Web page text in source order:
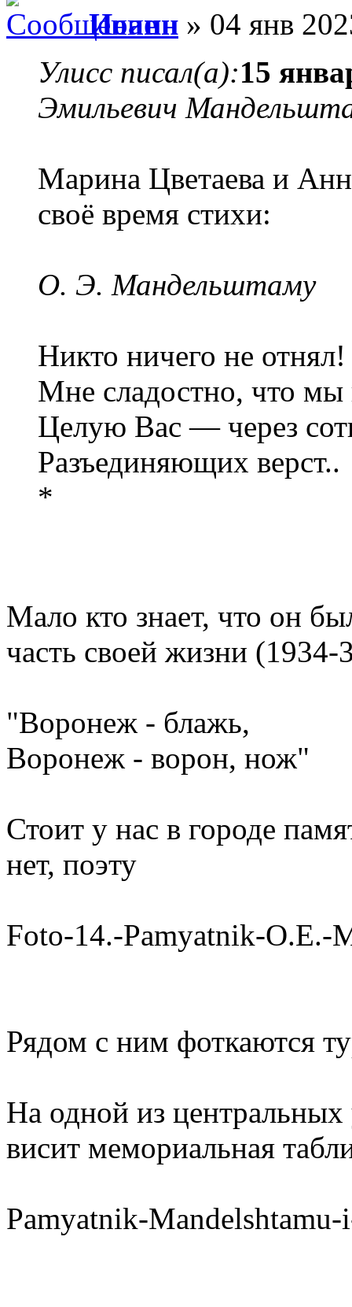
Иоанн » 04 янв
Улисс писал(а):15
Эмильевич
Марина Цветаева и
своё время стихи:
О. Э. Мандельштаму
Никто ничего не отнял!
Мне сладостно, что мы
Целую Вас — через
Разъединяющих верст..
*
Мало кто знает, что он
часть своей жизни (1934-
"Воронеж - блажь,
Воронеж - ворон, нож"
Стоит у нас в городе
нет, поэту
Foto-14.-Pamyatnik-O.E.-
Рядом с ним фоткаются
На одной из
висит мемориальная
Pamyatnik-